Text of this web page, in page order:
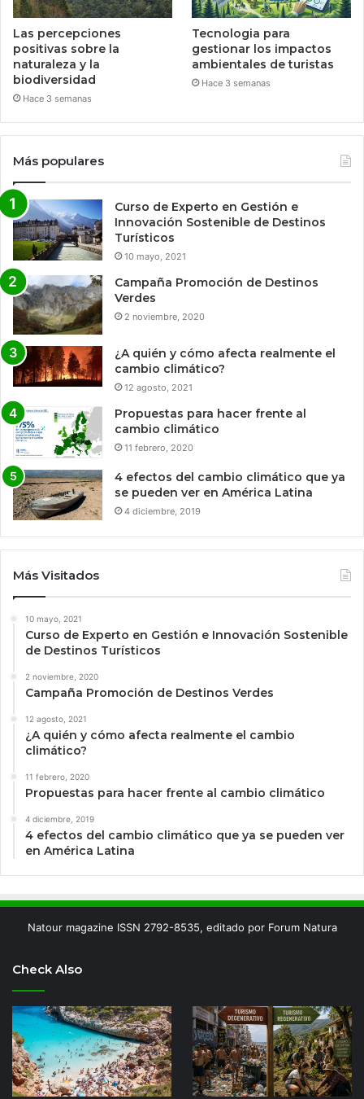
Las percepciones
positivas sobre la
naturaleza y la
biodiversidad
Hace 3 semanas
Tecnologia para
gestionar los impactos
ambientales de turistas
Hace 3 semanas
Más populares
Curso de Experto en Gestión e
Innovación Sostenible de Destinos
Turísticos
10 mayo, 2021
Campaña Promoción de Destinos
Verdes
2 noviembre, 2020
¿A quién y cómo afecta realmente el
cambio climático?
12 agosto, 2021
Propuestas para hacer frente al
cambio climático
11 febrero, 2020
4 efectos del cambio climático que ya
se pueden ver en América Latina
4 diciembre, 2019
Más Visitados
10 mayo, 2021
Curso de Experto en Gestión e Innovación Sostenible
de Destinos Turísticos
2 noviembre, 2020
Campaña Promoción de Destinos Verdes
12 agosto, 2021
¿A quién y cómo afecta realmente el cambio
climático?
11 febrero, 2020
Propuestas para hacer frente al cambio climático
4 diciembre, 2019
4 efectos del cambio climático que ya se pueden ver
en América Latina
Natour magazine ISSN 2792-8535, editado por Forum Natura
Check Also